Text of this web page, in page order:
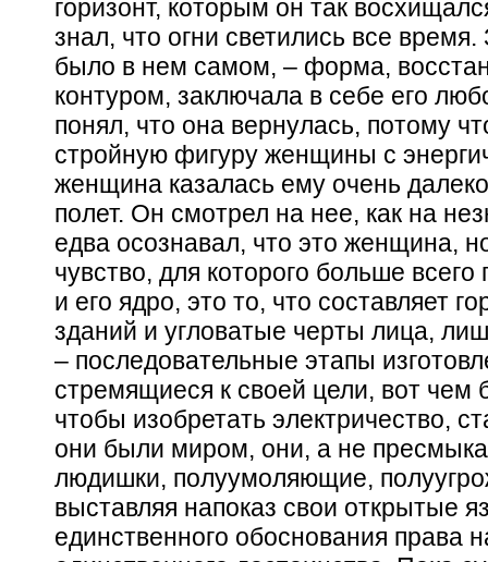
горизонт, которым он так
знал, что огни светились все
было в нем самом, – форма,
контуром, заключала в себе его
понял, что она вернулась, потому
стройную фигуру женщины с
женщина казалась ему очень
полет. Он смотрел на нее, как на
едва осознавал, что это женщина,
чувство, для которого больше
и его ядро, это то, что составляет
зданий и угловатые черты лица,
– последовательные этапы
стремящиеся к своей цели, вот
чтобы изобретать электричество,
они были миром, они, а не
людишки, полуумоляющие,
выставляя напоказ свои открытые
единственного обоснования права